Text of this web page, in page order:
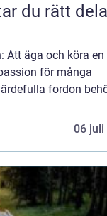
du rätt
Att äga och köra en
för många
fordon
06 juli